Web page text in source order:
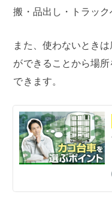
搬・品出し・トラック
また、使わないとき
ができることから場
できます。